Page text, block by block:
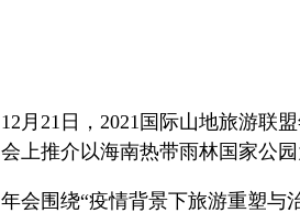
12月21日，2021国际山地旅游联
会上推介以海南热带雨林国家公
年会围绕“疫情背景下旅游重塑与